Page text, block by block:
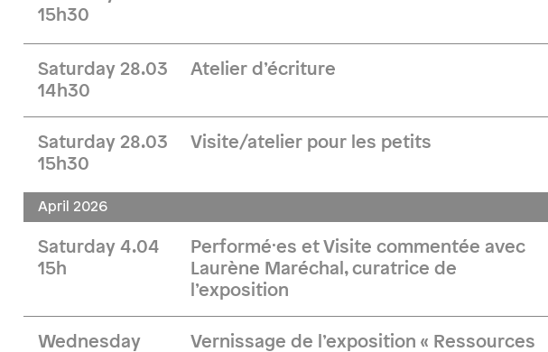
15h30
Saturday 28.03
14h30
Atelier d’écriture
Saturday 28.03
15h30
Visite/atelier pour les petits
April 2026
Saturday 4.04
15h
Performé·es et Visite commentée avec
Laurène Maréchal, curatrice de
l’exposition
Wednesday
Vernissage de l’exposition « Ressources